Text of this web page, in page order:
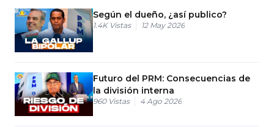
Según el dueño, ¿así publico?
1.4K Vistas 12 May 2026
Futuro del PRM: Consecuencias de
la división interna
960 Vistas 4 Ago 2026